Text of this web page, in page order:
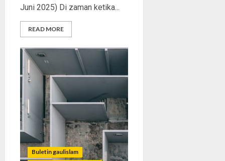
Juni 2025) Di zaman ketika...
READ MORE
Buletin gaulislam